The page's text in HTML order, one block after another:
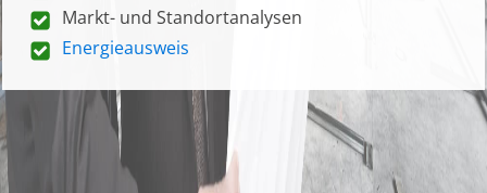
Markt- und Standortanalysen
Energieausweis